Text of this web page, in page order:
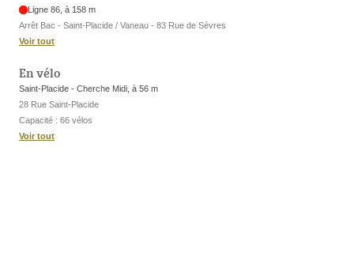
Ligne 86, à 158 m
Arrêt Bac - Saint-Placide / Vaneau - 83 Rue de Sèvres
Voir tout
En vélo
Saint-Placide - Cherche Midi, à 56 m
28 Rue Saint-Placide
Capacité : 66 vélos
Voir tout